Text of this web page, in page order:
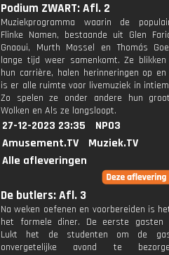
Podium ZWART: Afl. 2
Muziekprogramma waarin de
Flinke Namen, bestaande uit Glen
Gnaoui, Murth Mossel en Thomás
lange tijd weer samenkomt. Ze
hun carrière, halen herinneringen op
is er alle ruimte voor livemuziek in
Zo spelen ze onder andere hun
Wolken en Als ze langsloopt.
27-12-2023 23:35
NPO3
Amusement.TV
Muziek.TV
Alle afleveringen
De butlers: Afl. 3
Na weken oefenen en voorbereiden is
het formele diner. De eerste gasten
Lukt het de studenten om de
onvergetelijke avond te